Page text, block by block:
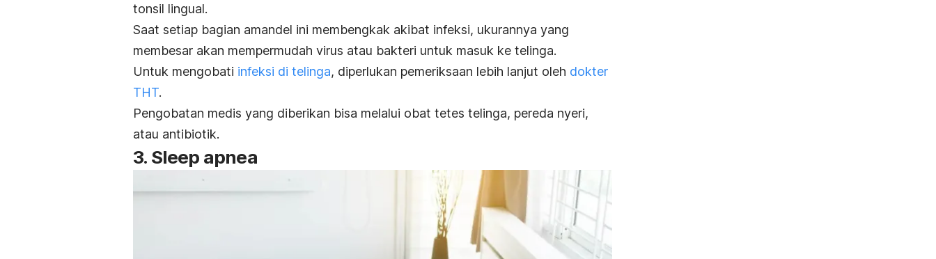
tonsil lingual.
Saat setiap bagian amandel ini membengkak akibat infeksi, ukurannya yang
membesar akan mempermudah virus atau bakteri untuk masuk ke telinga.
Untuk mengobati infeksi di telinga, diperlukan pemeriksaan lebih lanjut oleh dokter
THT.
Pengobatan medis yang diberikan bisa melalui obat tetes telinga, pereda nyeri,
atau antibiotik.
3. Sleep apnea